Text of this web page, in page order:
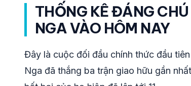
THỐNG KÊ ĐÁNG
NGA VÀO HÔM NAY
Đây là cuộc đối đầu chính thức đầu
Nga đã thắng ba trận giao hữu gần